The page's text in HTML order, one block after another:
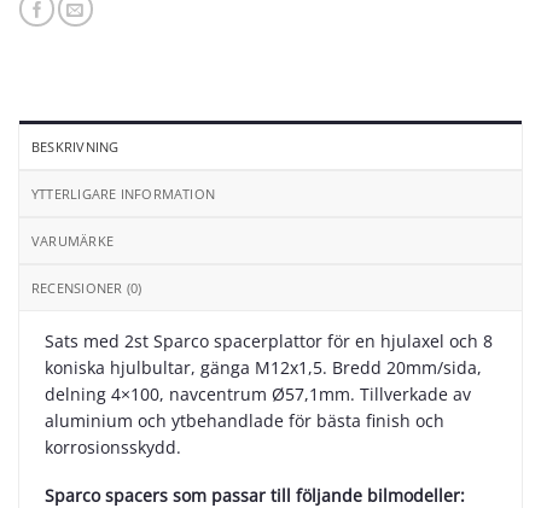
BESKRIVNING
YTTERLIGARE INFORMATION
VARUMÄRKE
RECENSIONER (0)
Sats med 2st Sparco spacerplattor för en hjulaxel och 8
koniska hjulbultar, gänga M12x1,5. Bredd 20mm/sida,
delning 4×100, navcentrum Ø57,1mm. Tillverkade av
aluminium och ytbehandlade för bästa finish och
korrosionsskydd.
Sparco spacers som passar till följande bilmodeller: